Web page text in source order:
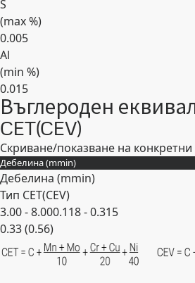
S
(max%)
0.005
Al
(min %)
0.015
Expand
Въглероден
CET(CEV)
Скриване/показване на
Дебелина (mmin)
Дебелина (mmin)
Тип CET(CEV)
3.00 - 8.000.118 - 0.315
0.33 (0.56)
Expand